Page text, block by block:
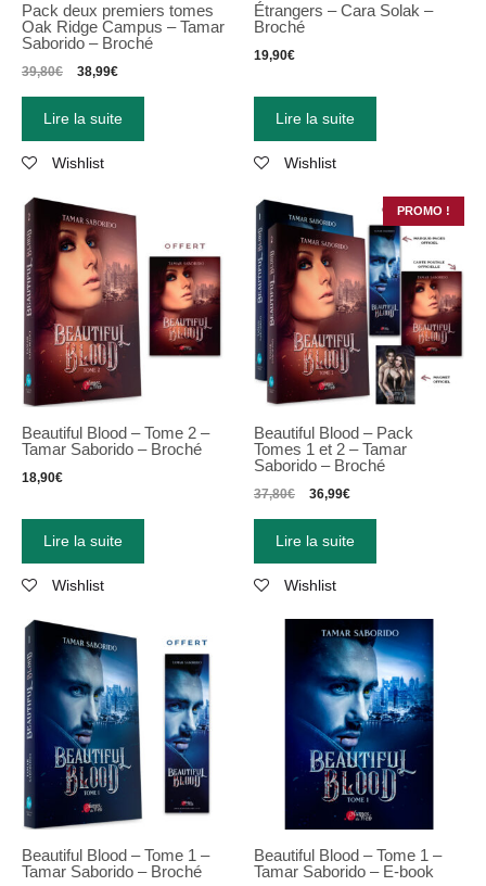
Pack deux premiers tomes
Oak Ridge Campus – Tamar
Saborido – Broché
39,80€ 38,99€
Lire la suite
Wishlist
Étrangers – Cara Solak –
Broché
19,90€
Lire la suite
Wishlist
Beautiful Blood – Tome 2 –
Tamar Saborido – Broché
18,90€
Lire la suite
Wishlist
PROMO !
Beautiful Blood – Pack
Tomes 1 et 2 – Tamar
Saborido – Broché
37,80€ 36,99€
Lire la suite
Wishlist
Beautiful Blood – Tome 1 –
Tamar Saborido – Broché
Beautiful Blood – Tome 1 –
Tamar Saborido – E-book